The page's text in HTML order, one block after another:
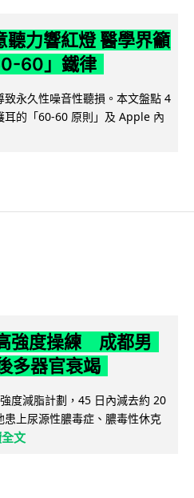
力響紅燈 醫學界籲
60」鐵律
永久性噪音性聽損。本文盤點 4
耳的「60-60 原則」及 Apple 內
強度操練 成都男
多器官衰竭
度減脂計劃，45 日內減去約 20
上尿源性膿毒症、膿毒性休克
文